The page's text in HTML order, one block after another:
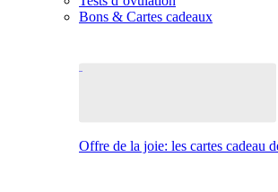
Bons & Cartes cadeaux
Offre de la joie: les cartes cadeau